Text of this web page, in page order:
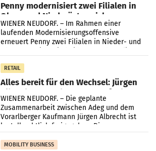
Penny modernisiert zwei Filialen in
Ober- und Niederösterreich
WIENER NEUDORF. – Im Rahmen einer
laufenden Modernisierungsoffensive
erneuert Penny zwei Filialen in Nieder- und
RETAIL
Alles bereit für den Wechsel: Jürgen
Albrecht setzt ab 1.1.2027 auf Adeg
WIENER NEUDORF. – Die geplante
Zusammenarbeit zwischen Adeg und dem
Vorarlberger Kaufmann Jürgen Albrecht ist
kartellrechtlich freigegeben: Die
Bundeswettbewerbsbehörde und der
Bundeskartellanwalt
MOBILITY BUSINESS